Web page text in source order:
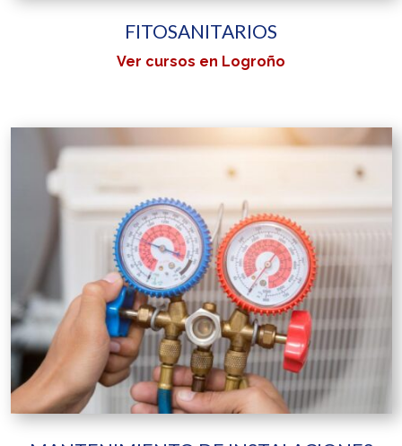
FITOSANITARIOS
Ver cursos en Logroño